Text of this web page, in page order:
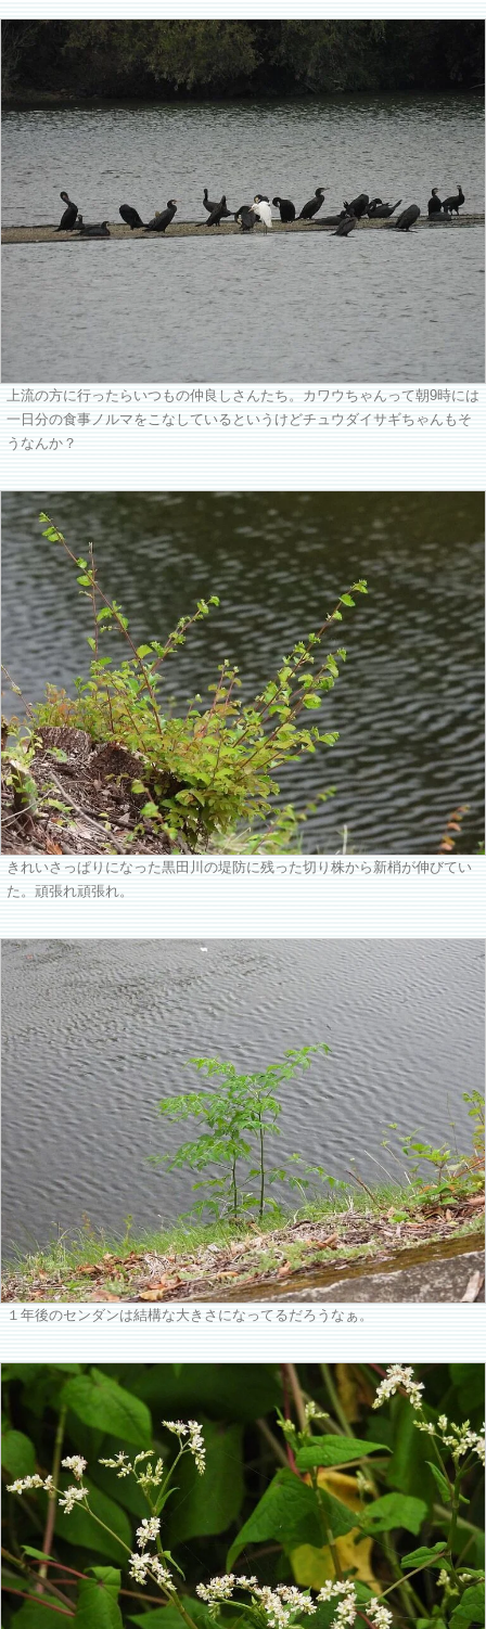
上流の方に行ったらいつもの仲良しさんたち。カワウちゃんって朝9時には
一日分の食事ノルマをこなしているというけどチュウダイサギちゃんもそ
うなんか？
きれいさっぱりになった黒田川の堤防に残った切り株から新梢が伸びてい
た。頑張れ頑張れ。
１年後のセンダンは結構な大きさになってるだろうなぁ。